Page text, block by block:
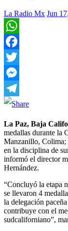
La Radio Mx Jun
WhatsApp
Facebook
Twitter
Messenger
Telegram
La Paz, Baja
medallas durante la
Manzanillo, Colima;
en la disciplina de
informó el director
Hernández.
“Concluyó la etapa
se llevaron 4
la delegación
contribuye con el
sudcaliforniano”,